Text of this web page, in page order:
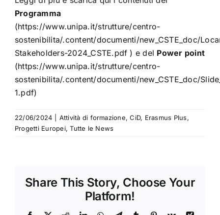
Programma
(https://www.unipa.it/strutture/centro-
sostenibilita/.content/documenti/new_CSTE_doc/
Stakeholders-2024_CSTE.pdf ) e del Power point
(https://www.unipa.it/strutture/centro-
sostenibilita/.content/documenti/new_CSTE_doc/
1.pdf)
22/06/2024 Attività di formazione,CiD, Erasmus Plus,
Progetti Europei,Tutte le News
Share This Story, Choose Your
Platform!